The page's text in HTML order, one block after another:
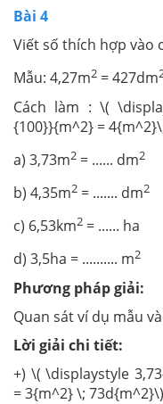
Bài 4
Viết số thích hợp vào
Mẫu: 4,27m2 = 427dm
Cách làm : \(
{100}}{m^2} =
a) 3,73m2 = ...... dm
b) 4,35m2 = ....... dm2
c) 6,53km2 =
d) 3,5ha = .......... m2
Phương pháp giải:
Quan sát ví dụ mẫu
Lời giải chi tiết:
+) \( \displaystyle
= 3{m^2} \;